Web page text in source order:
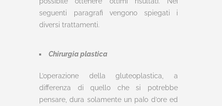
seguenti paragrafi vengono spiegati i
diversi trattamenti.
Chirurgia plastica
L’operazione della gluteoplastica, a
differenza di quello che si potrebbe
pensare, dura solamente un paIo d’ore ed